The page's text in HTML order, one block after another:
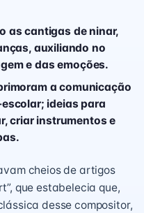
as cantigas de ninar,
auxiliando no
e das emoções.
a comunicação
ideias para
criar instrumentos e
cheios de artigos
que estabelecia que,
desse compositor,